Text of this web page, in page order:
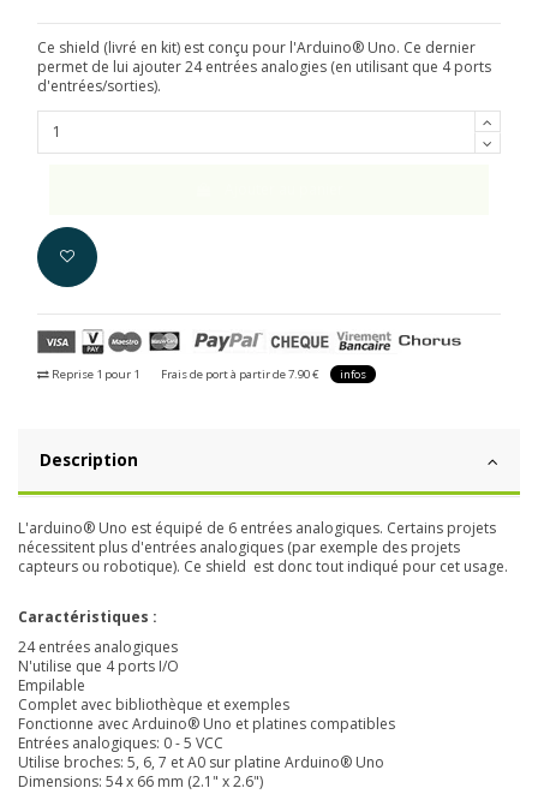
Ce shield (livré en kit) est conçu pour l'Arduino® Uno. Ce dernier
permet de lui ajouter 24 entrées analogies (en utilisant que 4 ports
d'entrées/sorties).
Reprise 1 pour 1 Frais de port à partir de 7.90 € infos
Description
L'arduino® Uno est équipé de 6 entrées analogiques. Certains projets
nécessitent plus d'entrées analogiques (par exemple des projets
capteurs ou robotique). Ce shield est donc tout indiqué pour cet usage.
Caractéristiques :
24 entrées analogiques
N'utilise que 4 ports I/O
Empilable
Complet avec bibliothèque et exemples
Fonctionne avec Arduino® Uno et platines compatibles
Entrées analogiques: 0 - 5 VCC
Utilise broches: 5, 6, 7 et A0 sur platine Arduino® Uno
Dimensions: 54 x 66 mm (2.1" x 2.6")